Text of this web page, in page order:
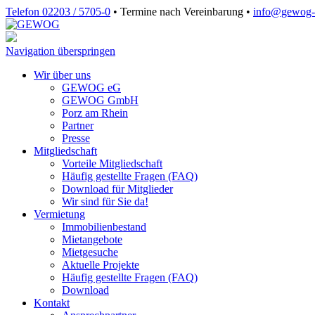
Telefon 02203 / 5705-0 • Termine nach Vereinbarung •
Navigation überspringen
Wir über uns
GEWOG eG
GEWOG GmbH
Porz am Rhein
Partner
Presse
Mitgliedschaft
Vorteile Mitgliedschaft
Häufig gestellte Fragen (FAQ)
Download für Mitglieder
Wir sind für Sie da!
Vermietung
Immobilienbestand
Mietangebote
Mietgesuche
Aktuelle Projekte
Häufig gestellte Fragen (FAQ)
Download
Kontakt